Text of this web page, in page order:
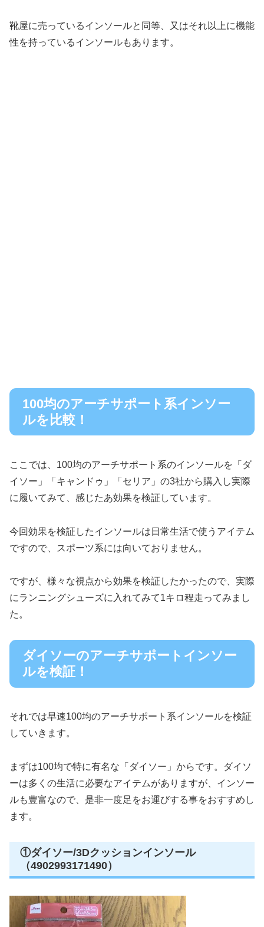
靴屋に売っているインソールと同等、又はそれ以上に機能
性を持っているインソールもあります。
100均のアーチサポート系インソー
ルを比較！
ここでは、100均のアーチサポート系のインソールを「ダ
イソー」「キャンドゥ」「セリア」の3社から購入し実際
に履いてみて、感じたあ効果を検証しています。
今回効果を検証したインソールは日常生活で使うアイテム
ですので、スポーツ系には向いておりません。
ですが、様々な視点から効果を検証したかったので、実際
にランニングシューズに入れてみて1キロ程走ってみまし
た。
ダイソーのアーチサポートインソー
ルを検証！
それでは早速100均のアーチサポート系インソールを検証
していきます。
まずは100均で特に有名な「ダイソー」からです。ダイソ
ーは多くの生活に必要なアイテムがありますが、インソー
ルも豊富なので、是非一度足をお運びする事をおすすめし
ます。
①ダイソー/3Dクッションインソール
（4902993171490）